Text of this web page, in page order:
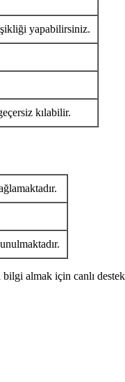
yapabilirsiniz.
kılabilir.
almak için canlı